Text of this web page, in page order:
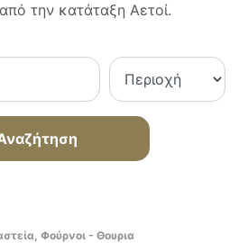
την κατάταξη Αετοί.
Φούρνοι - Θουρια